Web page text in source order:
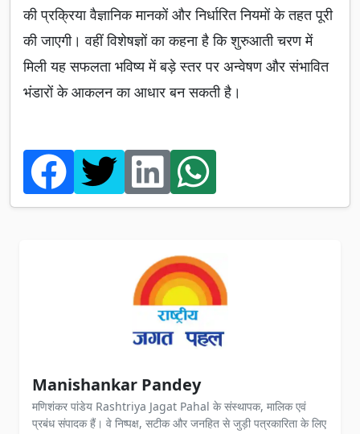
की प्रक्रिया वैज्ञानिक मानकों और निर्धारित नियमों के तहत पूरी
की जाएगी। वहीं विशेषज्ञों का कहना है कि शुरुआती चरण में
मिली यह सफलता भविष्य में बड़े स्तर पर अन्वेषण और संभावित
भंडारों के आकलन का आधार बन सकती है।
Manishankar Pandey
मणिशंकर पांडेय Rashtriya Jagat Pahal के संस्थापक, मालिक एवं
प्रबंध संपादक हैं। वे निष्पक्ष, सटीक और जनहित से जुड़ी पत्रकारिता के लिए